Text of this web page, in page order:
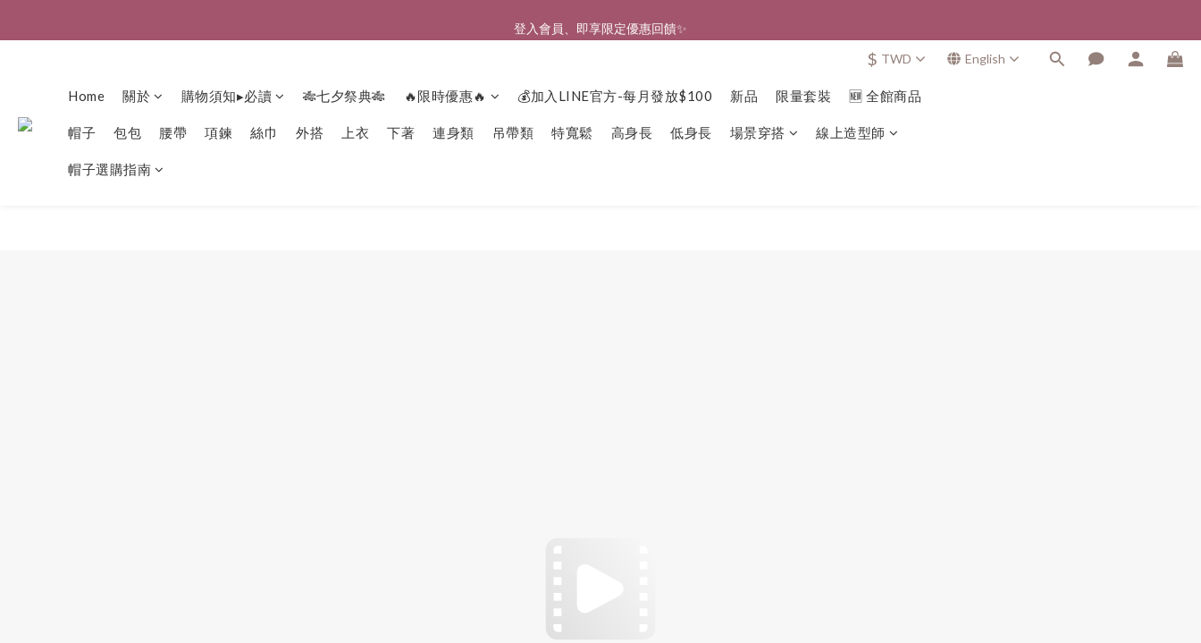
🎉新北淡水實體門市🤗歡迎蒞臨試穿🎉
登入會員、即享限定優惠回饋✨
$ TWD English
Home 關於 購物須知▸必讀 🎋七夕祭典🎋 🔥限時優惠🔥 💰加入LINE官方-每月發放$100 新品 限量套裝 🆕 全館商品
帽子 包包 腰帶 項鍊 絲巾 外搭 上衣 下著 連身類 吊帶類 特寬鬆 高身長 低身長 場景穿搭 線上造型師
帽子選購指南